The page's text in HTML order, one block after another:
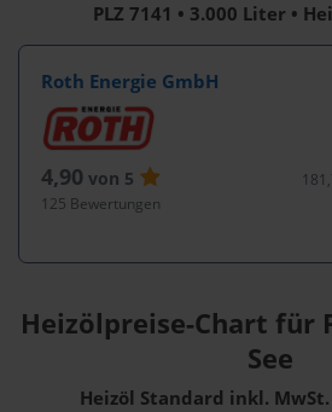
PLZ 7141 • 3.000 Liter •
Roth Energie GmbH
4,90 von 5
125 Bewertungen
Heizölpreise-Chart für
See
Heizöl Standard inkl.